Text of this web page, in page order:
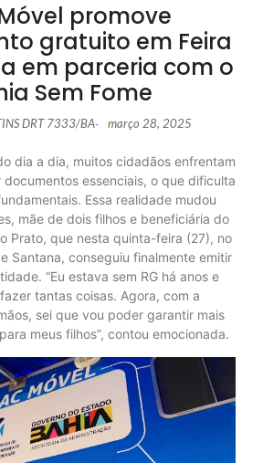
promove
gratuito em Feira
em parceria com o
Sem Fome
DRT 7333/BA- março 28, 2025
dia a dia, muitos cidadãos enfrentam
essenciais, o que dificulta
Essa realidade mudou
mãe de dois filhos e beneficiária do
Prato, que nesta quinta-feira (27), no
Santana, conseguiu finalmente emitir
“Eu estava sem RG há anos e
tantas coisas. Agora, com a
sei que vou poder garantir mais
meus filhos”, contou emocionada.